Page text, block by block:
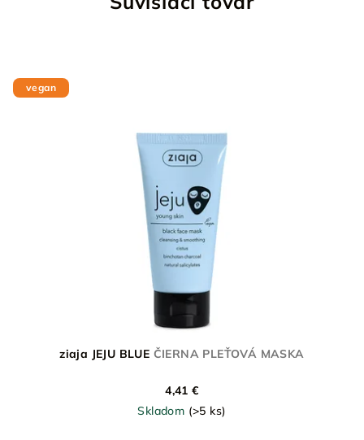
vegan
ziaja JEJU BLUE ČIERNA PLEŤOVÁ MASKA
4,41 €
Skladom (>5 ks)